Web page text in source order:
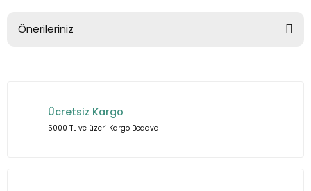
Önerileriniz
Görüş ve önerileriniz için teşekkür ederiz.
Ücretsiz Kargo
5000 TL ve üzeri Kargo Bedava